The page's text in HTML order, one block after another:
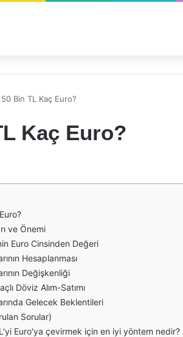
50 Bin TL Kaç Euro?
Kaç Euro?
ve Önemi
Euro Cinsinden Değeri
Hesaplanması
Değişkenliği
Döviz Alım-Satımı
Gelecek Beklentileri
Sorular)
Euro'ya çevirmek için en iyi yöntem nedir?